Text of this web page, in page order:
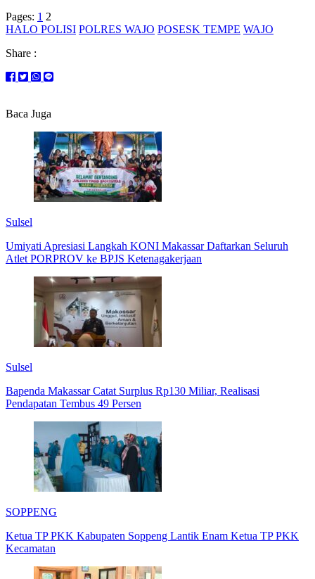
Pages: 1 2
HALO POLISI POLRES WAJO POSESK TEMPE WAJO
Share :
Baca Juga
Sulsel
Umiyati Apresiasi Langkah KONI Makassar Daftarkan Seluruh
Atlet PORPROV ke BPJS Ketenagakerjaan
Sulsel
Bapenda Makassar Catat Surplus Rp130 Miliar, Realisasi
Pendapatan Tembus 49 Persen
SOPPENG
Ketua TP PKK Kabupaten Soppeng Lantik Enam Ketua TP PKK
Kecamatan